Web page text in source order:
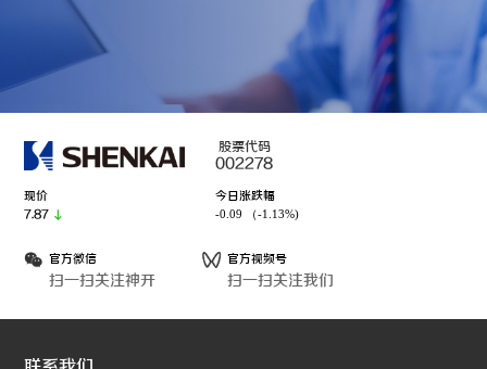
股票代码
002278
现价
7.87
今日涨跌幅
-0.09 （-1.13%)
官方微信
扫一扫关注神开
官方视频号
扫一扫关注我们